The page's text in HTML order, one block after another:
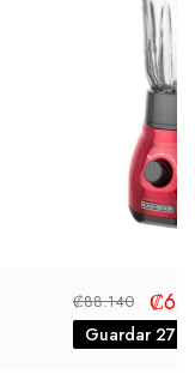
₡88.140 ₡
Guardar 27%